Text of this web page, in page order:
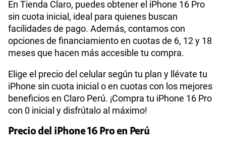
En Tienda Claro, puedes obtener el iPhone 16 Pro
sin cuota inicial, ideal para quienes buscan
facilidades de pago. Además, contamos con
opciones de financiamiento en cuotas de 6, 12 y 18
meses que hacen más accesible tu compra.
Elige el precio del celular según tu plan y llévate tu
iPhone sin cuota inicial o en cuotas con los mejores
beneficios en Claro Perú. ¡Compra tu iPhone 16 Pro
con 0 inicial y disfrútalo al máximo!
Precio del iPhone 16 Pro en Perú